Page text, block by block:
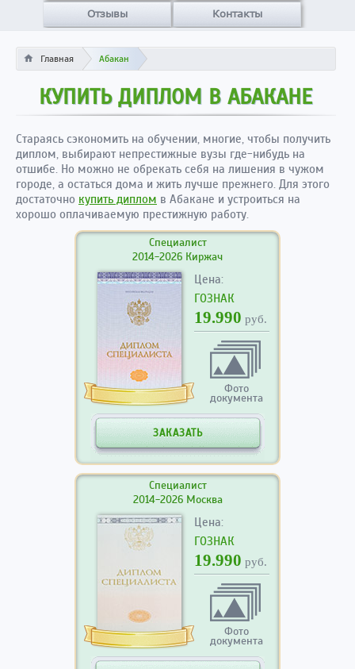
Отзывы Контакты
Главная Абакан
КУПИТЬ ДИПЛОМ В АБАКАНЕ
Стараясь сэкономить на обучении, многие, чтобы получить
диплом, выбирают непрестижные вузы где-нибудь на
отшибе. Но можно не обрекать себя на лишения в чужом
городе, а остаться дома и жить лучше прежнего. Для этого
достаточно купить диплом в Абакане и устроиться на
хорошо оплачиваемую престижную работу.
Специалист
2014-2026 Киржач
Цена:
ГОЗНАК
19.990 руб.
Фото
документа
ЗАКАЗАТЬ
Специалист
2014-2026 Москва
Цена:
ГОЗНАК
19.990 руб.
Фото
документа